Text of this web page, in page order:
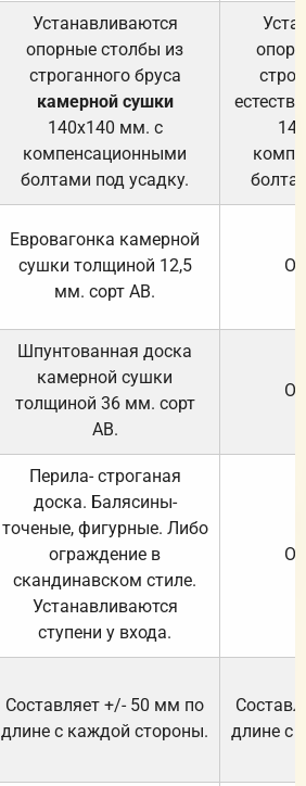
Устанавливаются
опорные столбы из
строганного бруса
камерной сушки
140х140 мм. с
компенсационными
болтами под усадку.
Евровагонка камерной
сушки толщиной 12,5
мм. сорт АВ.
Шпунтованная доска
камерной сушки
толщиной 36 мм. сорт
АВ.
Перила- строганая
доска. Балясины-
точеные, фигурные. Либо
ограждение в
скандинавском стиле.
Устанавливаются
ступени у входа.
Составляет +/- 50 мм по
длине с каждой стороны.
длине с